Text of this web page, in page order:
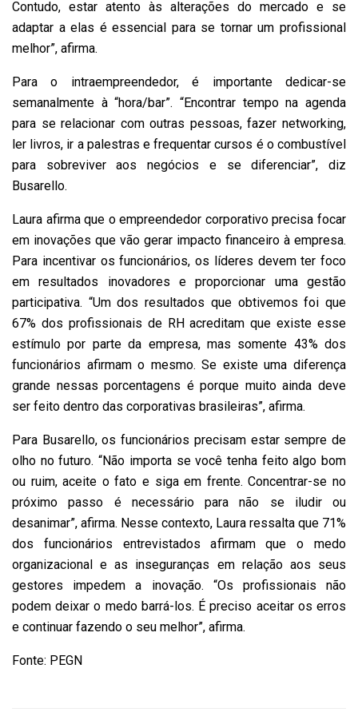
Contudo, estar atento às alterações do mercado e se
adaptar a elas é essencial para se tornar um profissional
melhor”, afirma.
Para o intraempreendedor, é importante dedicar-se
semanalmente à “hora/bar”. “Encontrar tempo na agenda
para se relacionar com outras pessoas, fazer networking,
ler livros, ir a palestras e frequentar cursos é o combustível
para sobreviver aos negócios e se diferenciar”, diz
Busarello.
Laura afirma que o empreendedor corporativo precisa focar
em inovações que vão gerar impacto financeiro à empresa.
Para incentivar os funcionários, os líderes devem ter foco
em resultados inovadores e proporcionar uma gestão
participativa. “Um dos resultados que obtivemos foi que
67% dos profissionais de RH acreditam que existe esse
estímulo por parte da empresa, mas somente 43% dos
funcionários afirmam o mesmo. Se existe uma diferença
grande nessas porcentagens é porque muito ainda deve
ser feito dentro das corporativas brasileiras”, afirma.
Para Busarello, os funcionários precisam estar sempre de
olho no futuro. “Não importa se você tenha feito algo bom
ou ruim, aceite o fato e siga em frente. Concentrar-se no
próximo passo é necessário para não se iludir ou
desanimar”, afirma. Nesse contexto, Laura ressalta que 71%
dos funcionários entrevistados afirmam que o medo
organizacional e as inseguranças em relação aos seus
gestores impedem a inovação. “Os profissionais não
podem deixar o medo barrá-los. É preciso aceitar os erros
e continuar fazendo o seu melhor”, afirma.
Fonte: PEGN